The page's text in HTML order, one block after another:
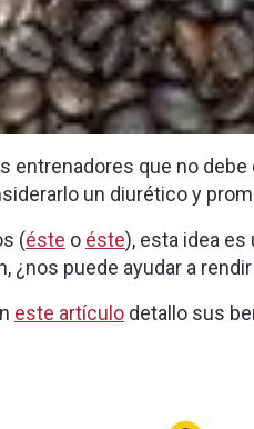
entrenadores que no
un diurético y
(éste o éste), esta idea es
¿nos puede ayudar a
este artículo detallo sus